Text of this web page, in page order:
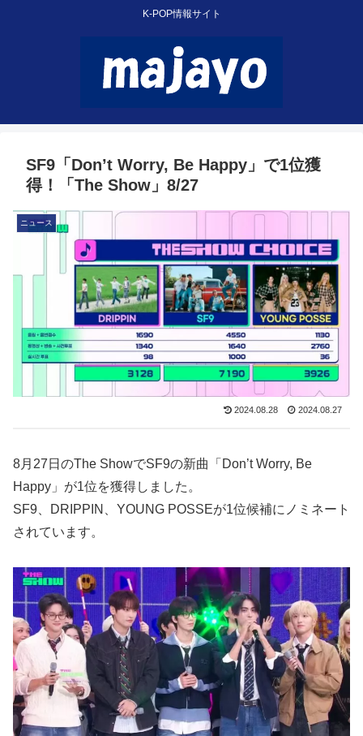
K-POP情報サイト
SF9「Don’t Worry, Be Happy」で1位獲
得！「The Show」8/27
ニュース
2024.08.28 2024.08.27
8月27日のThe ShowでSF9の新曲「Don’t Worry, Be
Happy」が1位を獲得しました。
SF9、DRIPPIN、YOUNG POSSEが1位候補にノミネート
されています。